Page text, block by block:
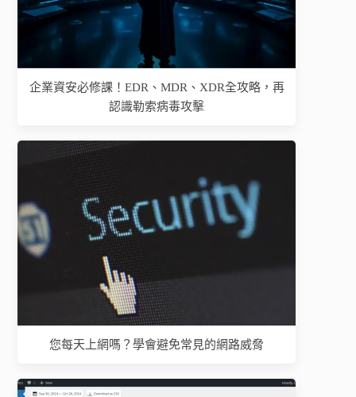
企業資安必修課！EDR、MDR、XDR全攻略，再
認識勒索病毒攻擊
您每天上網嗎？學會避免常見的網路威脅